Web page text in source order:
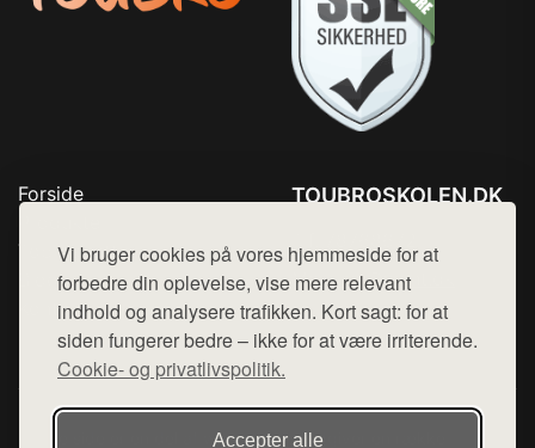
Vi bruger cookies på vores hjemmeside for at
forbedre din oplevelse, vise mere relevant
indhold og analysere trafikken. Kort sagt: for at
siden fungerer bedre – ikke for at være irriterende.
Cookie- og privatlivspolitik.
Accepter alle
Forside
Top Rabatter
Blog
Kontakt
TOUBROSKOLEN.DK
Mail: hej@want.dk
Cookie- og privatlivspolitik
Denne side er en del af want.dk, der udgiver en række